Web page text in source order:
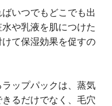
いつでもどこでも出
や乳液を肌につけた
て保湿効果を促すの
ップパックは、蒸気
るだけでなく、毛穴